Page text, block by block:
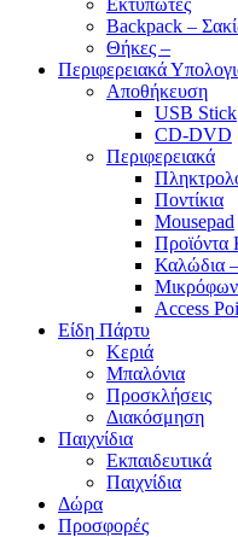
Backpack –
Θήκες –
Περιφερειακά
Αποθήκευση
USB Stick
CD-DVD
Περιφερειακά
Ποντίκια
Mousepad
Προϊόντα
Καλώδια
Access
Είδη Πάρτυ
Κεριά
Μπαλόνια
Προσκλήσεις
Διακόσμηση
Παιχνίδια
Εκπαιδευτικά
Παιχνίδια
Δώρα
Προσφορές